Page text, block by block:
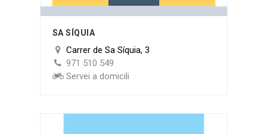
SA SÍQUIA
Carrer de Sa Síquia, 3
971 510 549
Servei a domicili